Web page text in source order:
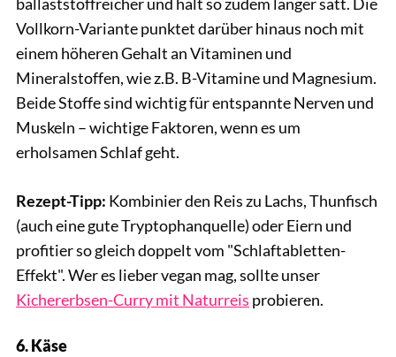
Vollkorn-Variante punktet darüber hinaus noch mit
einem höheren Gehalt an Vitaminen und
Mineralstoffen, wie z.B. B-Vitamine und Magnesium.
Beide Stoffe sind wichtig für entspannte Nerven und
Muskeln – wichtige Faktoren, wenn es um
erholsamen Schlaf geht.
Rezept-Tipp: Kombinier den Reis zu Lachs, Thunfisch
(auch eine gute Tryptophanquelle) oder Eiern und
profitier so gleich doppelt vom "Schlaftabletten-
Effekt". Wer es lieber vegan mag, sollte unser
Kichererbsen-Curry mit Naturreis probieren.
6. Käse